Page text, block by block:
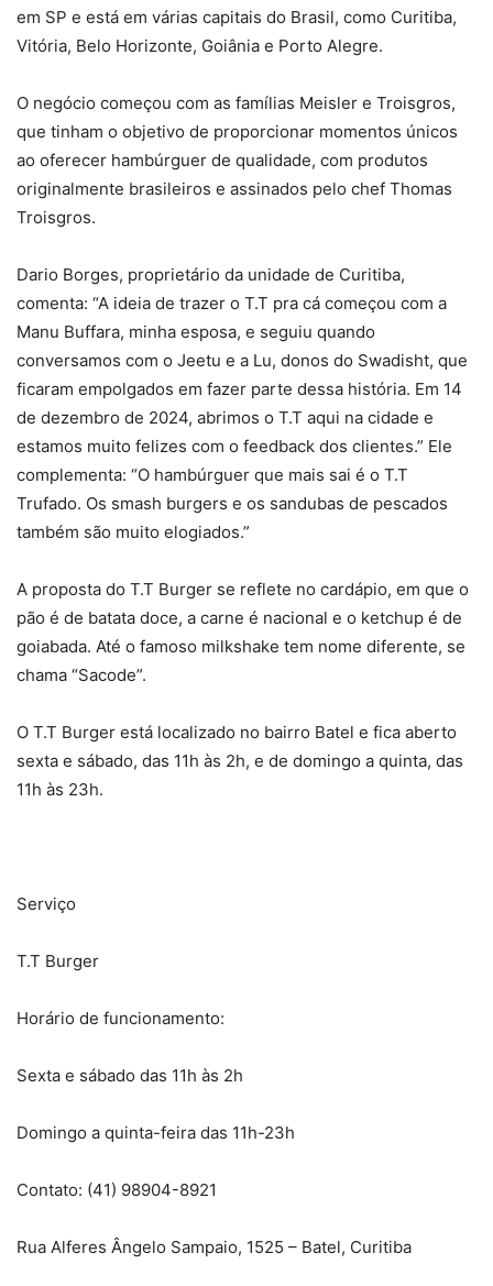
em SP e está em várias capitais do Brasil, como Curitiba,
Vitória, Belo Horizonte, Goiânia e Porto Alegre.
O negócio começou com as famílias Meisler e Troisgros,
que tinham o objetivo de proporcionar momentos únicos
ao oferecer hambúrguer de qualidade, com produtos
originalmente brasileiros e assinados pelo chef Thomas
Troisgros.
Dario Borges, proprietário da unidade de Curitiba,
comenta: “A ideia de trazer o T.T pra cá começou com a
Manu Buffara, minha esposa, e seguiu quando
conversamos com o Jeetu e a Lu, donos do Swadisht, que
ficaram empolgados em fazer parte dessa história. Em 14
de dezembro de 2024, abrimos o T.T aqui na cidade e
estamos muito felizes com o feedback dos clientes.” Ele
complementa: “O hambúrguer que mais sai é o T.T
Trufado. Os smash burgers e os sandubas de pescados
também são muito elogiados.”
A proposta do T.T Burger se reflete no cardápio, em que o
pão é de batata doce, a carne é nacional e o ketchup é de
goiabada. Até o famoso milkshake tem nome diferente, se
chama “Sacode”.
O T.T Burger está localizado no bairro Batel e fica aberto
sexta e sábado, das 11h às 2h, e de domingo a quinta, das
11h às 23h.
Serviço
T.T Burger
Horário de funcionamento:
Sexta e sábado das 11h às 2h
Domingo a quinta-feira das 11h-23h
Contato: (41) 98904-8921
Rua Alferes Ângelo Sampaio, 1525 – Batel, Curitiba